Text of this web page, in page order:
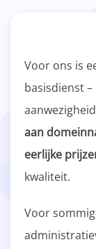
Voor ons is
basisdienst
aan
eerlijke
kwaliteit.
Voor